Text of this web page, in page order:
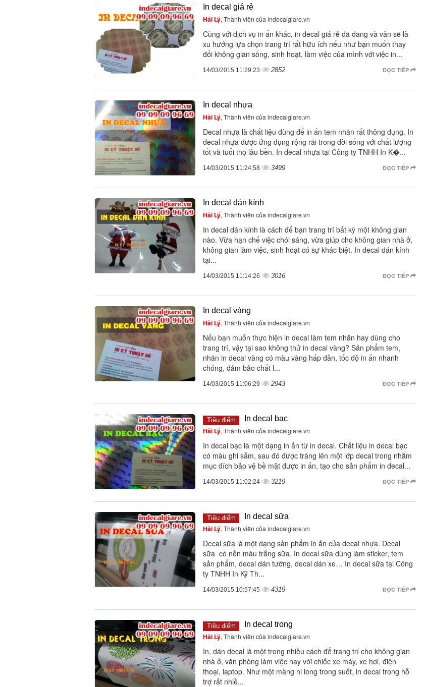
In decal giá rẻ
Hải Lý, Thành viên của indecalgiare.vn
Cùng với dịch vụ in ấn khác, in decal giá rẻ đã đang và vẫn sẽ là
xu hướng lựa chọn trang trí rất hữu ích nếu như bạn muốn thay
đổi không gian sống, sinh hoạt, làm việc của mình với việc in...
ĐỌC TIẾP
14/03/2015 11:29:23 2852
In decal nhựa
Hải Lý, Thành viên của indecalgiare.vn
Decal nhựa là chất liệu dùng để in ấn tem nhãn rất thông dụng. In
decal nhựa được ứng dụng rộng rãi trong đời sống với chất lượng
tốt và tuổi thọ lâu bền. In decal nhựa tại Công ty TNHH In K�...
ĐỌC TIẾP
14/03/2015 11:24:58 3499
In decal dán kính
Hải Lý, Thành viên của indecalgiare.vn
In decal dán kính là cách để bạn trang trí bất kỳ một không gian
nào. Vừa hạn chế việc chói sáng, vừa giúp cho không gian nhà ở,
không gian làm việc, sinh hoạt có sự khác biệt. In decal dán kính
tại...
ĐỌC TIẾP
14/03/2015 11:14:26 3016
In decal vàng
Hải Lý, Thành viên của indecalgiare.vn
Nếu bạn muốn thực hiện in decal làm tem nhãn hay dùng cho
trang trí, vậy tại sao không thử in decal vàng? Sản phẩm tem,
nhãn in decal vàng có màu vàng hấp dẫn, tốc độ in ấn nhanh
chóng, đảm bảo chất l...
ĐỌC TIẾP
14/03/2015 11:06:29 2943
Tiêu điểm In decal bạc
Hải Lý, Thành viên của indecalgiare.vn
In decal bạc là một dạng in ấn từ in decal. Chất liệu in decal bạc
có màu ghi sẫm, sau đó được tráng lên một lớp decal trong nhằm
mục đích bảo vệ bề mặt được in ấn, tạo cho sản phẩm in decal...
ĐỌC TIẾP
14/03/2015 11:02:24 3219
Tiêu điểm In decal sữa
Hải Lý, Thành viên của indecalgiare.vn
Decal sữa là một dạng sản phẩm in ấn của decal nhựa. Decal
sữa có nền màu trắng sữa. In decal sữa dùng làm sticker, tem
sản phẩm, decal dán tường, decal dán xe… In decal sữa tại Công
ty TNHH In Kỹ Th...
ĐỌC TIẾP
14/03/2015 10:57:45 4319
Tiêu điểm In decal trong
Hải Lý, Thành viên của indecalgiare.vn
In, dán decal là một trong nhiều cách để trang trí cho không gian
nhà ở, văn phòng làm việc hay với chiếc xe máy, xe hơi, điện
thoại, laptop. Như một màng ni long trong suốt, in decal trong hỗ
trợ rất nhiề...